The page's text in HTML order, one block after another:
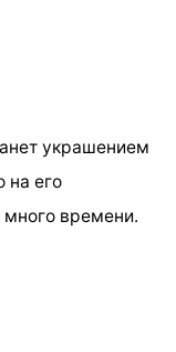
украшением
на его
много времени.